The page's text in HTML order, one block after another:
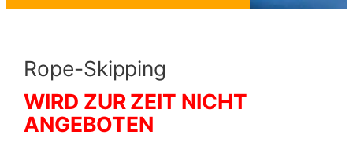
Rope-Skipping
WIRD ZUR ZEIT NICHT
ANGEBOTEN